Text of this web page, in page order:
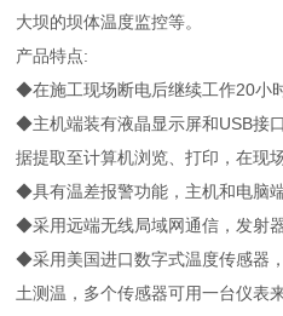
大坝的坝体温度监控等。
产品特点:
◆在施工现场断电后继续工作20小
◆主机端装有液晶显示屏和USB接
据提取至计算机浏览、打印，在现
◆具有温差报警功能，主机和电脑
◆采用远端无线局域网通信，发射
◆采用美国进口数字式温度传感器
土测温，多个传感器可用一台仪表